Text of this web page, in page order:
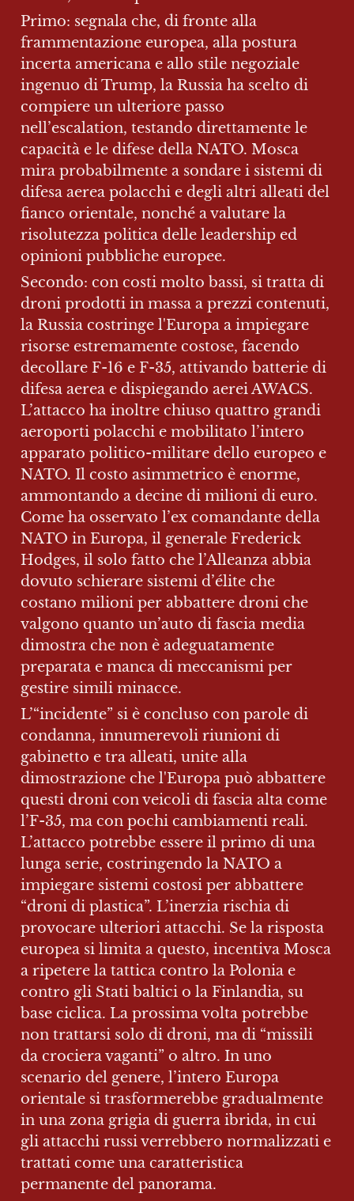
Primo: segnala che, di fronte alla
frammentazione europea, alla postura
incerta americana e allo stile negoziale
ingenuo di Trump, la Russia ha scelto di
compiere un ulteriore passo
nell’escalation, testando direttamente le
capacità e le difese della NATO. Mosca
mira probabilmente a sondare i sistemi di
difesa aerea polacchi e degli altri alleati del
fianco orientale, nonché a valutare la
risolutezza politica delle leadership ed
opinioni pubbliche europee.
Secondo: con costi molto bassi, si tratta di
droni prodotti in massa a prezzi contenuti,
la Russia costringe l'Europa a impiegare
risorse estremamente costose, facendo
decollare F-16 e F-35, attivando batterie di
difesa aerea e dispiegando aerei AWACS.
L’attacco ha inoltre chiuso quattro grandi
aeroporti polacchi e mobilitato l’intero
apparato politico-militare dello europeo e
NATO. Il costo asimmetrico è enorme,
ammontando a decine di milioni di euro.
Come ha osservato l’ex comandante della
NATO in Europa, il generale Frederick
Hodges, il solo fatto che l’Alleanza abbia
dovuto schierare sistemi d’élite che
costano milioni per abbattere droni che
valgono quanto un’auto di fascia media
dimostra che non è adeguatamente
preparata e manca di meccanismi per
gestire simili minacce.
L’“incidente” si è concluso con parole di
condanna, innumerevoli riunioni di
gabinetto e tra alleati, unite alla
dimostrazione che l'Europa può abbattere
questi droni con veicoli di fascia alta come
l’F-35, ma con pochi cambiamenti reali.
L’attacco potrebbe essere il primo di una
lunga serie, costringendo la NATO a
impiegare sistemi costosi per abbattere
“droni di plastica”. L’inerzia rischia di
provocare ulteriori attacchi. Se la risposta
europea si limita a questo, incentiva Mosca
a ripetere la tattica contro la Polonia e
contro gli Stati baltici o la Finlandia, su
base ciclica. La prossima volta potrebbe
non trattarsi solo di droni, ma di “missili
da crociera vaganti” o altro. In uno
scenario del genere, l’intero Europa
orientale si trasformerebbe gradualmente
in una zona grigia di guerra ibrida, in cui
gli attacchi russi verrebbero normalizzati e
trattati come una caratteristica
permanente del panorama.